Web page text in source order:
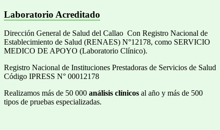
Laboratorio Acreditado
Dirección General de Salud del Callao Con Registro Nacional de
Establecimiento de Salud (RENAES) N°12178, como SERVICIO
MEDICO DE APOYO (Laboratorio Clínico).
Registro Nacional de Instituciones Prestadoras de Servicios de Salud
Código IPRESS N° 00012178
Realizamos más de 50 000 análisis clínicos al año y más de 500
tipos de pruebas especializadas.